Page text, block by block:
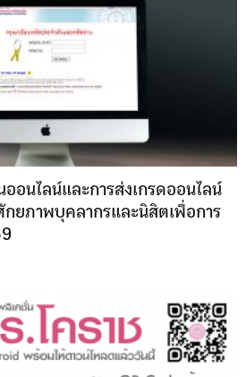
ออนไลน์และการส่งเกรดออนไลน์
ยภาพบุคลากรและนิสิตเพื่อการ